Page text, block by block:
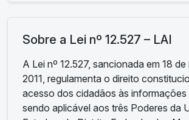
Sobre a Lei nº 12.527 – LAI
A Lei nº 12.527, sancionada em 18
2011, regulamenta o direito
acesso dos cidadãos às informações
sendo aplicável aos três Poderes da